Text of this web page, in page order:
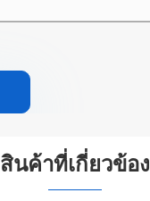
สินค้าที่เกี่ยวข้อง